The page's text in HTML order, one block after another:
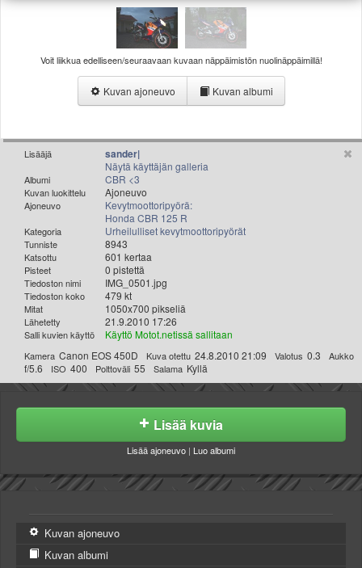
Lisää uusi tapahtuma
UUTISET
Valitse paikkakunta
Tampereen sää
Turun sää
Oulun sää
Kuopion sää
Rovaniemen sää
MUUT
VIP-jäsenyys
Paidat ja vaatteet
Suunnittele oma paita
Mainostus
Palaute
Kevytversio
Voit liikkua edelliseen/seuraavaan kuvaan näppäimistön nuolinäppäimillä!
Kuvan ajoneuvo Kuvan albumi
Lisääjä sander|
Näytä käyttäjän galleria
Albumi CBR <3
Kuvan luokittelu Ajoneuvo
Ajoneuvo
Kevytmoottoripyörä:
Honda CBR 125 R
Kategoria Urheilulliset kevytmoottoripyörät
Tunniste 8943
Katsottu 601 kertaa
Pisteet 0 pistettä
Tiedoston nimi IMG_0501.jpg
Tiedoston koko 479 kt
Mitat 1050x700 pikseliä
Lähetetty 21.9.2010 17:26
Salli kuvien käyttö Käyttö Motot.netissä sallitaan
Kamera Canon EOS 450D Kuva otettu 24.8.2010 21:09 Valotus 0.3 Aukko
f/5.6 ISO 400 Polttoväli 55 Salama Kyllä
Lisää kuvia
Lisää ajoneuvo | Luo albumi
Kuvan ajoneuvo
Kuvan albumi